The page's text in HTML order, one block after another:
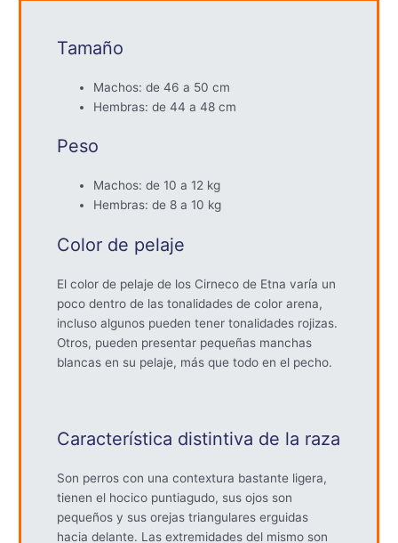
Tamaño
Machos: de 46 a 50 cm
Hembras: de 44 a 48 cm
Peso
Machos: de 10 a 12 kg
Hembras: de 8 a 10 kg
Color de pelaje
El color de pelaje de los Cirneco de Etna varía un
poco dentro de las tonalidades de color arena,
incluso algunos pueden tener tonalidades rojizas.
Otros, pueden presentar pequeñas manchas
blancas en su pelaje, más que todo en el pecho.
Característica distintiva de la raza
Son perros con una contextura bastante ligera,
tienen el hocico puntiagudo, sus ojos son
pequeños y sus orejas triangulares erguidas
hacia delante. Las extremidades del mismo son